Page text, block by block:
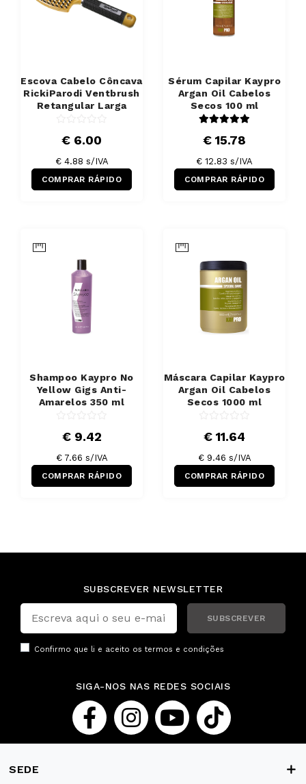
Escova Cabelo Côncava
RickiParodi Ventbrush
Retangular Larga
€ 6.00
€ 4.88 s/IVA
COMPRAR RÁPIDO
Sérum Capilar Kaypro
Argan Oil Cabelos
Secos 100 ml
€ 15.78
€ 12.83 s/IVA
COMPRAR RÁPIDO
Shampoo Kaypro No
Yellow Gigs Anti-
Amarelos 350 ml
€ 9.42
€ 7.66 s/IVA
COMPRAR RÁPIDO
Máscara Capilar Kaypro
Argan Oil Cabelos
Secos 1000 ml
€ 11.64
€ 9.46 s/IVA
COMPRAR RÁPIDO
SUBSCREVER NEWSLETTER
SUBSCREVER
Confirmo que li e aceito os termos e condições
SIGA-NOS NAS REDES SOCIAIS
SEDE